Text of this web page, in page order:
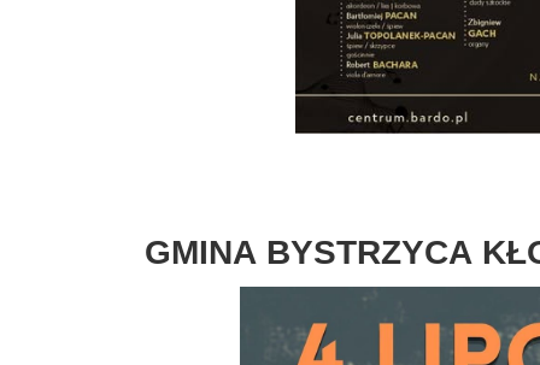
GMINA BYSTRZYCA